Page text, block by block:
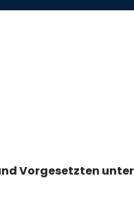
Vorgesetzten